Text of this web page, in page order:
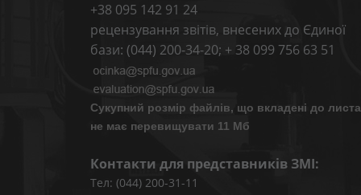
+38 095 142 91 24
рецензування звітів, внесених до Єдиної
бази: (044) 200-34-20; + 38 099 756 63 51
Сукупний розмір файлів, що вкладені до
не має перевищувати 11 Мб
Контакти для представників ЗМІ:
Тел: (044) 200-31-11